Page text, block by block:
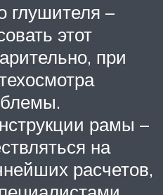
глушителя –
этот
при
рамы –
на
расчетов,